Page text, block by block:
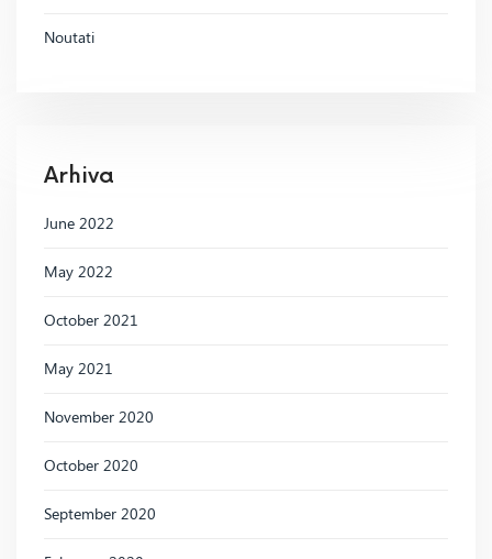
Noutati
Arhiva
June 2022
May 2022
October 2021
May 2021
November 2020
October 2020
September 2020